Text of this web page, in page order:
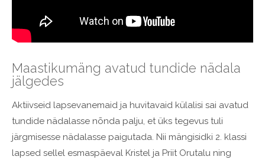
Maastikumäng avatud tundide nädala
jälgedes
Aktiivseid lapsevanemaid ja huvitavaid külalisi sai avatud
tundide nädalasse nõnda palju, et üks tegevus tuli
järgmisesse nädalasse paigutada. Nii mängisidki 2. klassi
lapsed sellel esmaspäeval Kristel ja Priit Orutalu ning